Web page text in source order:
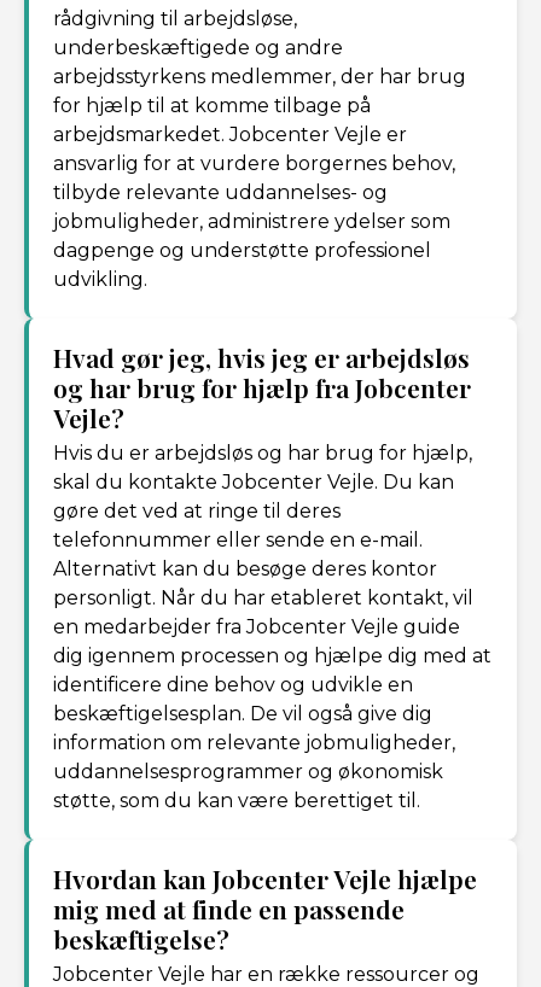
rådgivning til arbejdsløse,
underbeskæftigede og andre
arbejdsstyrkens medlemmer, der har brug
for hjælp til at komme tilbage på
arbejdsmarkedet. Jobcenter Vejle er
ansvarlig for at vurdere borgernes behov,
tilbyde relevante uddannelses- og
jobmuligheder, administrere ydelser som
dagpenge og understøtte professionel
udvikling.
Hvad gør jeg, hvis jeg er arbejdsløs
og har brug for hjælp fra Jobcenter
Vejle?
Hvis du er arbejdsløs og har brug for hjælp,
skal du kontakte Jobcenter Vejle. Du kan
gøre det ved at ringe til deres
telefonnummer eller sende en e-mail.
Alternativt kan du besøge deres kontor
personligt. Når du har etableret kontakt, vil
en medarbejder fra Jobcenter Vejle guide
dig igennem processen og hjælpe dig med at
identificere dine behov og udvikle en
beskæftigelsesplan. De vil også give dig
information om relevante jobmuligheder,
uddannelsesprogrammer og økonomisk
støtte, som du kan være berettiget til.
Hvordan kan Jobcenter Vejle hjælpe
mig med at finde en passende
beskæftigelse?
Jobcenter Vejle har en række ressourcer og